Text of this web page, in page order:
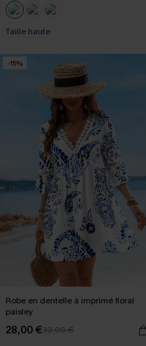
Taille haute
-15%
Robe en dentelle à imprimé floral
paisley
28,00 €33,00 €